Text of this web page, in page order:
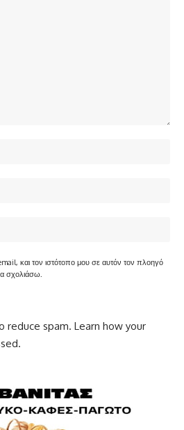
και τον ιστότοπο μου σε αυτόν τον πλοηγό
σχολιάσω.
reduce spam. Learn how your